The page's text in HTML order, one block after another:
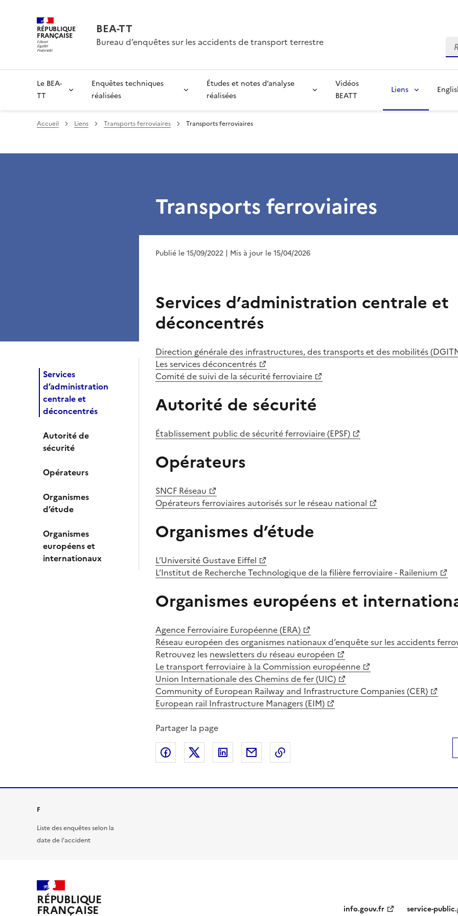
RÉPUBLIQUE
FRANÇAISE BEA-TT
Bureau d’enquêtes sur les accidents de transport terrestre
Le BEA-
TT
Enquêtes techniques
réalisées
Études et notes d’analyse
réalisées
Vidéos
BEATT
Liens
Accueil Liens Transports ferroviaires Transports ferroviaires
Services
d’administration
centrale et
déconcentrés
Autorité de
sécurité
Opérateurs
Organismes
d’étude
Organismes
européens et
internationaux
Transports ferroviaires
Publié le 15/09/2022 | Mis à jour le 15/04/2026
Services d’administration centrale et
déconcentrés
Direction générale des infrastructures, des transports et des mobilités
Les services déconcentrés
Comité de suivi de la sécurité ferroviaire
Autorité de sécurité
Établissement public de sécurité ferroviaire (EPSF)
Opérateurs
SNCF Réseau
Opérateurs ferroviaires autorisés sur le réseau national
Organismes d’étude
L’Université Gustave Eiffel
L’Institut de Recherche Technologique de la filière ferroviaire - Railenium
Organismes européens et
Agence Ferroviaire Européenne (ERA)
Réseau européen des organismes nationaux d’enquête sur les accidents
Retrouvez les newsletters du réseau européen
Le transport ferroviaire à la Commission européenne
Union Internationale des Chemins de fer (UIC)
Community of European Railway and Infrastructure Companies (CER)
European rail Infrastructure Managers (EIM)
Partager la page
Partager sur Facebook
Partager sur XPartager sur LinkedIn
Partager par email
F
Liste des enquêtes selon la
date de l’accident
RÉPUBLIQUE
FRANÇAISE info.gouv.fr service-